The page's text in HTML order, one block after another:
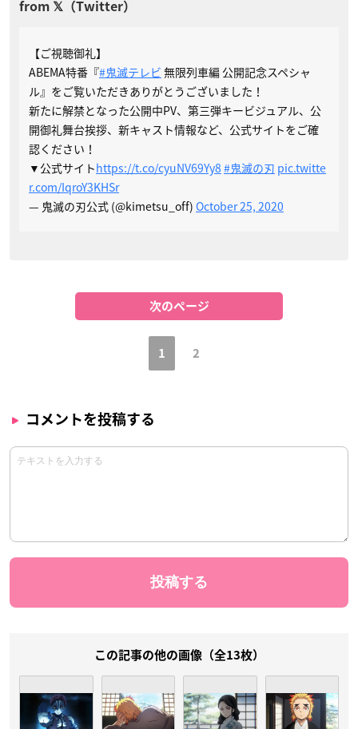
【ご視聴御礼】
ABEMA特番『#鬼滅テレビ 無限列車編 公開記念スペシャ
ル』をご覧いただきありがとうございました！
新たに解禁となった公開中PV、第三弾キービジュアル、公
開御礼舞台挨拶、新キャスト情報など、公式サイトをご確
認ください！
▼公式サイトhttps://t.co/cyuNV69Yy8 #鬼滅の刃 pic.twitte
r.com/IqroY3KHSr
— 鬼滅の刃公式 (@kimetsu_off) October 25, 2020
次のページ
1 2
コメントを投稿する
この記事の他の画像（全13枚）